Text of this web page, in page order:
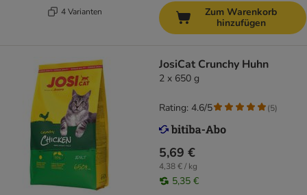
4 Varianten
Zum Warenkorb
hinzufügen
JosiCat Crunchy Huhn
2 x 650 g
5,69 €
4,38 € / kg
5,35 €
Rating: 4.6/5 (5)